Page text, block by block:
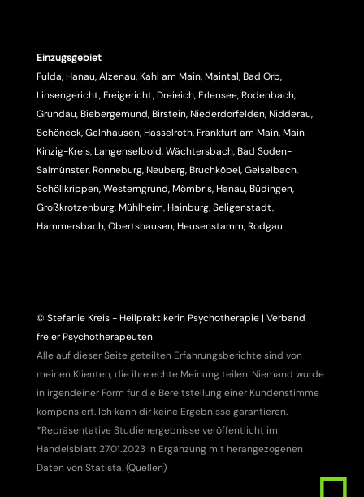
Einzugsgebiet
Fulda, Hanau, Alzenau, Kahl am Main, Maintal, Bad Orb,
Linsengericht, Freigericht, Dreieich, Erlensee, Rodenbach,
Gründau, Biebergemünd, Birstein, Niederdorfelden, Nidderau,
Schöneck, Gelnhausen, Hasselroth, Frankfurt am Main, Main-
Kinzig-Kreis, Langenselbold, Wächtersbach, Bad Soden-
Salmünster, Ronneburg, Neuberg, Bruchköbel, Geiselbach,
Schöllkrippen, Westerngrund, Mömbris, Hanau, Büdingen,
Großkrotzenburg, Mühlheim, Hainburg, Seligenstadt,
Hammersbach, Obertshausen, Heusenstamm, Rodgau
© Stefanie Kreis - Heilpraktikerin Psychotherapie | Verband
freier Psychotherapeuten
Alle auf dieser Seite geteilten Erfahrungsberichte sind von
meinen Klienten, die ihre echte Meinung teilen. Niemand wurde
in irgendeiner Form für die Bereitstellung einer Kundenstimme
kompensiert. Ich kann dir keine Ergebnisse garantieren.
*Repräsentative Studienergebnisse veröffentlicht im
Handelsblatt 27.01.2023 in Ergänzung mit herangezogenen
Daten von Statista. (Quellen)